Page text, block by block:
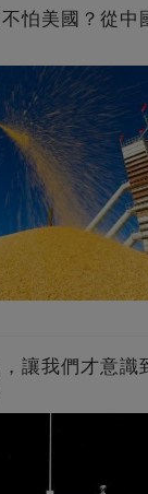
怕美國？從中
讓我們才意識